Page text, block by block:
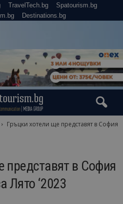
TravelTech.bg
Spatourism.bg
Destinations.bg
Гръцки хотели ще представят в София
представят в София
Лято ‘2023